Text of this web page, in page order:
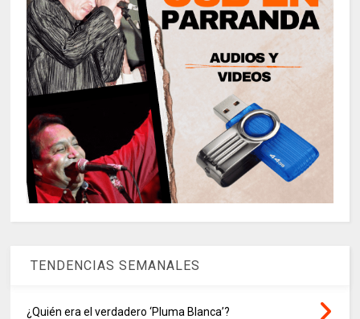
TENDENCIAS SEMANALES
¿Quién era el verdadero ‘Pluma Blanca’?